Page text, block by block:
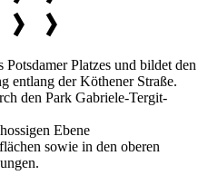
Platzes und bildet den
entlang der Köthener Straße.
den Park Gabriele-Tergit-
Ebene
sowie in den oberen